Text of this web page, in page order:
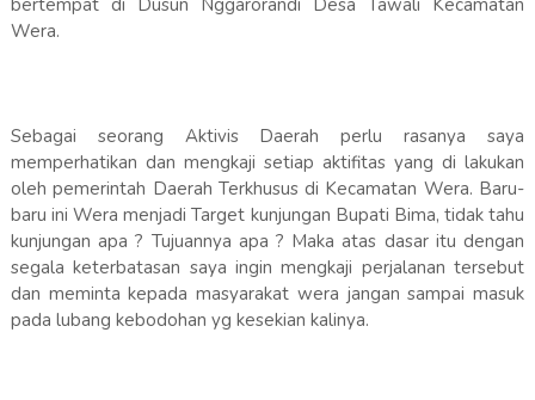
bertempat di Dusun Nggarorandi Desa Tawali Kecamatan
Wera.
Sebagai seorang Aktivis Daerah perlu rasanya saya
memperhatikan dan mengkaji setiap aktifitas yang di lakukan
oleh pemerintah Daerah Terkhusus di Kecamatan Wera. Baru-
baru ini Wera menjadi Target kunjungan Bupati Bima, tidak tahu
kunjungan apa ? Tujuannya apa ? Maka atas dasar itu dengan
segala keterbatasan saya ingin mengkaji perjalanan tersebut
dan meminta kepada masyarakat wera jangan sampai masuk
pada lubang kebodohan yg kesekian kalinya.